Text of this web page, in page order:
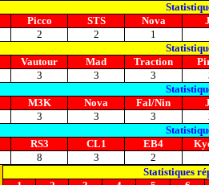
Picco STS Nova
2 2 1
Vautour Mad Traction
3 3 3
M3K Nova Fal/Nin
3 3 3
RS3 CL1 EB4
8 3 2
Statistiques